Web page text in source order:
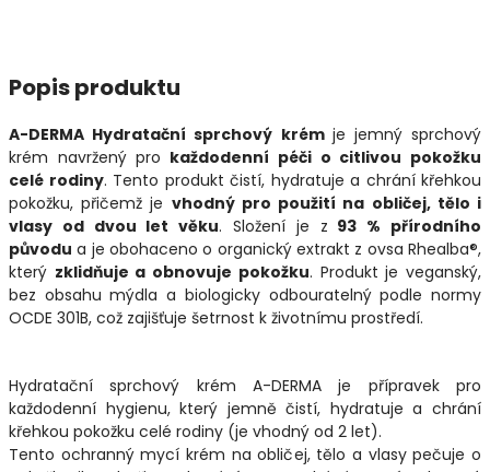
Popis produktu
A-DERMA Hydratační sprchový krém je jemný sprchový
krém navržený pro každodenní péči o citlivou pokožku
celé rodiny. Tento produkt čistí, hydratuje a chrání křehkou
pokožku, přičemž je vhodný pro použití na obličej, tělo i
vlasy od dvou let věku. Složení je z 93 % přírodního
původu a je obohaceno o organický extrakt z ovsa Rhealba®,
který zklidňuje a obnovuje pokožku. Produkt je veganský,
bez obsahu mýdla a biologicky odbouratelný podle normy
OCDE 301B, což zajišťuje šetrnost k životnímu prostředí.
Hydratační sprchový krém A-DERMA je přípravek pro
každodenní hygienu, který jemně čistí, hydratuje a chrání
křehkou pokožku celé rodiny (je vhodný od 2 let).
Tento ochranný mycí krém na obličej, tělo a vlasy pečuje o